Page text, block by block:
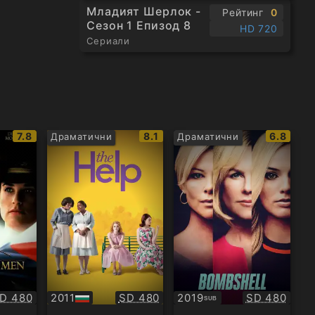
Младият Шерлок -
Сезон 1 Епизод 8
Сериали
Рейтинг
0
HD 720
IMDb
рейтинг:
7.8
480
Драматични
IMDb
рейтинг:
8.1
2011
БГ
Качество:
SD 480
Драматични
IMDb
6.8
2019SUB
Субтитри Качество:
SD 480